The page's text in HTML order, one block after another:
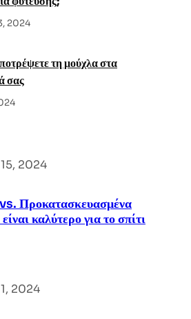
2024
τη μούχλα στα
σας
2024
Προκατασκευασμένα
καλύτερο για το σπίτι
2024